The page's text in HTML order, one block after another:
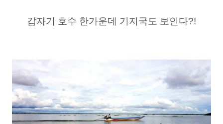
갑자기 호수 한가운데 기지국도 보인다?!